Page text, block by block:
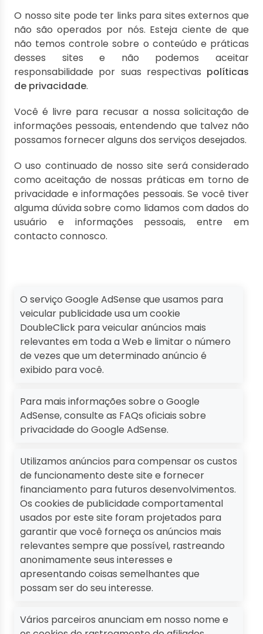
O nosso site pode ter links para sites externos que
não são operados por nós. Esteja ciente de que
não temos controle sobre o conteúdo e práticas
desses sites e não podemos aceitar
responsabilidade por suas respectivas políticas
de privacidade.
Você é livre para recusar a nossa solicitação de
informações pessoais, entendendo que talvez não
possamos fornecer alguns dos serviços desejados.
O uso continuado de nosso site será considerado
como aceitação de nossas práticas em torno de
privacidade e informações pessoais. Se você tiver
alguma dúvida sobre como lidamos com dados do
usuário e informações pessoais, entre em
contacto connosco.
O serviço Google AdSense que usamos para
veicular publicidade usa um cookie
DoubleClick para veicular anúncios mais
relevantes em toda a Web e limitar o número
de vezes que um determinado anúncio é
exibido para você.
Para mais informações sobre o Google
AdSense, consulte as FAQs oficiais sobre
privacidade do Google AdSense.
Utilizamos anúncios para compensar os custos
de funcionamento deste site e fornecer
financiamento para futuros desenvolvimentos.
Os cookies de publicidade comportamental
usados ​​por este site foram projetados para
garantir que você forneça os anúncios mais
relevantes sempre que possível, rastreando
anonimamente seus interesses e
apresentando coisas semelhantes que
possam ser do seu interesse.
Vários parceiros anunciam em nosso nome e